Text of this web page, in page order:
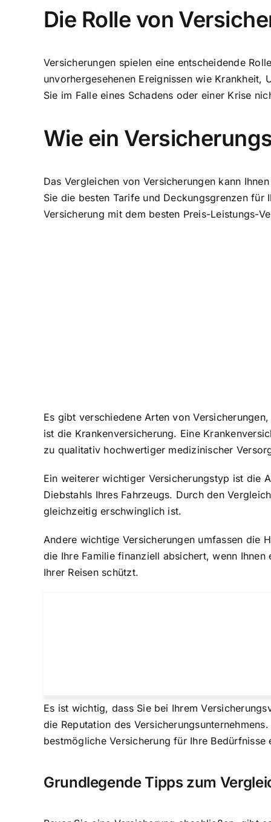
Die Rolle von
Versicherungen spielen eine entscheidende
unvorhergesehenen Ereignissen wie
Sie im Falle eines Schadens oder einer Krise
Wie ein
Das Vergleichen von Versicherungen kann
Sie die besten Tarife und Deckungsgrenzen
Versicherung mit dem besten Preis-Leistungs-
Es gibt verschiedene Arten von
ist die Krankenversicherung. Eine
zu qualitativ hochwertiger medizinischer
Ein weiterer wichtiger Versicherungstyp ist die
Diebstahls Ihres Fahrzeugs. Durch den
gleichzeitig erschwinglich ist.
Andere wichtige Versicherungen umfassen die
die Ihre Familie finanziell absichert, wenn
Ihrer Reisen schützt.
Es ist wichtig, dass Sie bei Ihrem
die Reputation des
bestmögliche Versicherung für Ihre Bedürfnisse
Grundlegende Tipps zum